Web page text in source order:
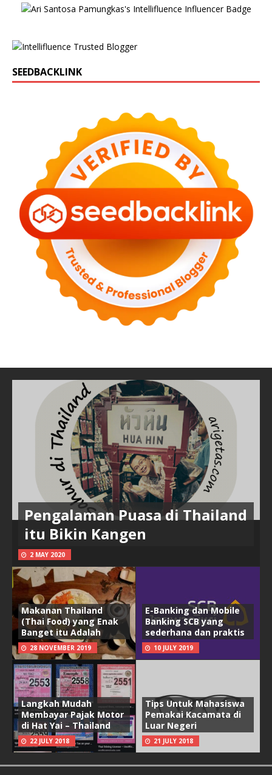
SEEDBACKLINK
Pengalaman Puasa di Thailand
itu Bikin Kangen
2 MAY 2020
Makanan Thailand
(Thai Food) yang Enak
Banget itu Adalah
28 NOVEMBER 2019
E-Banking dan Mobile
Banking SCB yang
sederhana dan praktis
10 JULY 2019
Langkah Mudah
Membayar Pajak Motor
di Hat Yai – Thailand
22 JULY 2018
Tips Untuk Mahasiswa
Pemakai Kacamata di
Luar Negeri
21 JULY 2018